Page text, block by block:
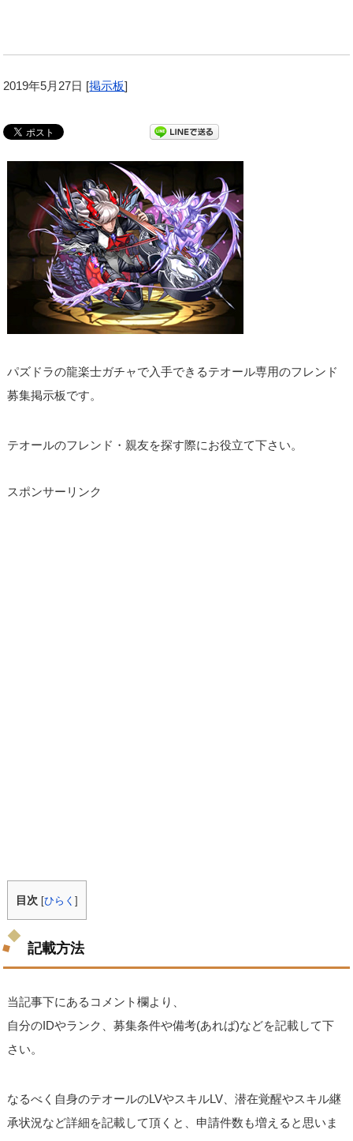
2019年5月27日 [掲示板]
パズドラの龍楽士ガチャで入手できるテオール専用のフレンド
募集掲示板です。
テオールのフレンド・親友を探す際にお役立て下さい。
スポンサーリンク
目次 [ひらく]
記載方法
当記事下にあるコメント欄より、
自分のIDやランク、募集条件や備考(あれば)などを記載して下
さい。
なるべく自身のテオールのLVやスキルLV、潜在覚醒やスキル継
承状況など詳細を記載して頂くと、申請件数も増えると思いま